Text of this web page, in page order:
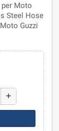
per Moto
Steel Hose
Guzzi
add